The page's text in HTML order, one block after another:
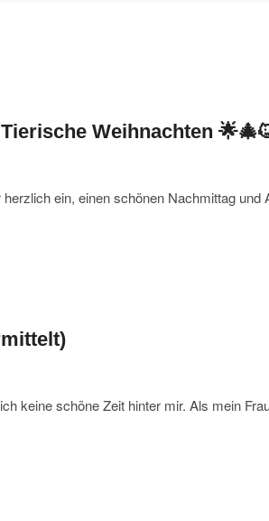
Weihnachten
ein, einen schönen Nachmittag und
keine schöne Zeit hinter mir. Als mein